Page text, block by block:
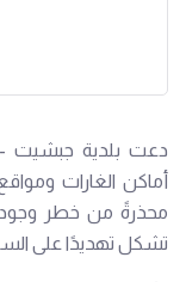
دعت بلدية جبشيت -
أماكن الغارات
محذرةً من خطر وجود
تشكل تهديدًا على